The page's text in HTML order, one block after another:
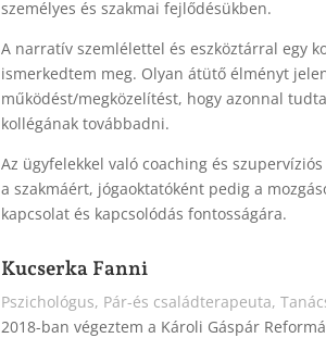
személyes és szakmai fejlődésükben.
A narratív szemlélettel és eszköztárral egy
ismerkedtem meg. Olyan átütő élményt
működést/megközelítést, hogy azonnal
kollégának továbbadni.
Az ügyfelekkel való coaching és
a szakmáért, jógaoktatóként pedig a
kapcsolat és kapcsolódás fontosságára.
Kucserka Fanni
Pszichológus, Pár-és családterapeuta,
2018-ban végeztem a Károli Gáspár